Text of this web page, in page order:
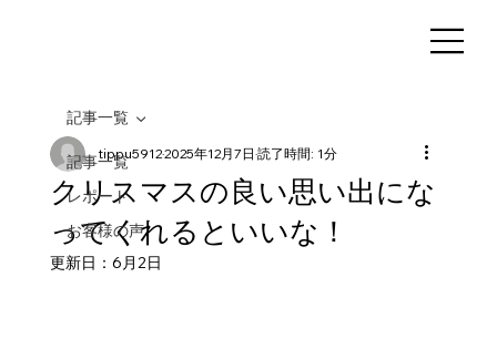
記事一覧
レポート
お客様の声
記事一覧
クリスマスの良い思い出にな
ってくれるといいな！
tippu59122025年12月7日 読了時間: 1分
更新日： 6月2日